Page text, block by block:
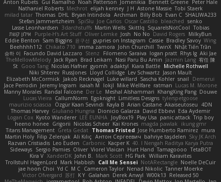
Anton Rubets Gui Ramalho Noah Patterson Jomenikia Bennett Greene Peter Hale
Nathaniel Roberts Mechrot elijah kenney J H Astone Massie Tobi Staerk
milad tatar Thomas DHL Bryan Intindola Archman Billy Bob Evan C SHALIWA233
Stefan Jammertzheim
SpiSlu Joe Carlos Oscar Castillo bleached senko
Lasse Leonhardsen 3darchstuffs Martin Wells Skittlq SquareIsNotCool Tobias
אילון קשת
Purple-H's Art Stuff Oliver Lemke Josh No No David Rogers MilkyBun
Eddie Benton Sam Biggins 윤구선 gupries on Instagram Cassie Bradley Savoy Wing
Beehhhh112 Chikato 710 imma zamora John Churchill TwinX Nhật Tiến Trần
승하 이 Facundo David Lazzaro Stenz Filomeno Saraiva logan pratt Rhys lg Aki Jae
TheMellowMelody Jack Ryan Brad Leikam Nasi Paru Bu Amin Jazmin Lang 宥任 陳
St Gooo Tang Nicolas Hafner gyomh adaktyl Kiara Battle Michelle Rothwell
Niki Shterev RussJones Lloyd Collidge Lev Schwartz Jason Mault
Elizabeth McCormick Jakob Recknagel Luke willard Sascha Kohler snail
Demerui
Jace Perrodin Jeremy Ingram isaiah M lokjl Mike Wellfare ratman Lucas M. Morone
Manny Morales Randal Falcone Der Le Meshal Alshammari KhangXing Pang Douwe
Lucas Vieira CallumNorm Egoknight Limitless Designs tylerspetgoose
maurizio sciascia
Özgür Kaan Sevindi Kayla B Arian Castane Akaiseutoseu 4DN
Thomas Harvey Giuliano Hungria Dionicio Galarza David Ebbevi Eda Aydemir
Logan Cox Kyoto Wanderer LEE EUNHA JoyBox19 Play Usa panic attack Trip boy
heeno honee Grigorii Nicolas Scheer Kai Krones magda pawlak
ikung gmr
Titans Management Greta Gedat Thomas Fristed Jose Humberto Ramirez mura
Martin Holy Filip Zelenjak Ali Kılıç Антон Сергеевич bahriye taşdelen Sky JK Arch
Razvan Cristiadis Leo Euden Carbonic Kacper K 40. I Nengah Raditya Karya Putra
Sideways Sergio Pamies Oliver Viorel Vlaican Hurt Hand Tamagoooo TetaBOT
Kira V XanderDK John B. Mark Scott HG Park William Karavites
Trollstuhl HagenLord Mark Habbish Call Me Sensei NotARectangle Noelle DeCuir
jae hoon Choi Yd C M C Cameron Taylor Nenad Nikolic Tanner Moerke
Victor Ofvergard 苏打 K Y Galahan Derek Anwyl W00k13 Released 50